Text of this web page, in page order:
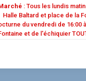
: Tous les lundis
Halle Baltard et place de la
du vendredi de 16:00
et de l'échiquier